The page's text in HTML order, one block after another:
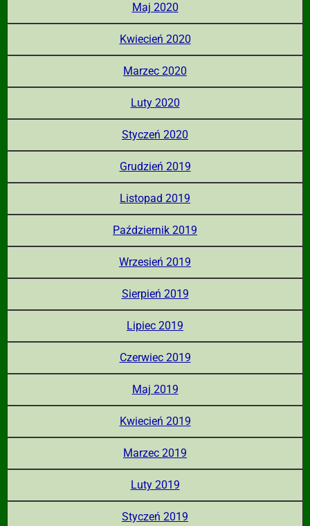
Maj 2020
Kwiecień 2020
Marzec 2020
Luty 2020
Styczeń 2020
Grudzień 2019
Listopad 2019
Październik 2019
Wrzesień 2019
Sierpień 2019
Lipiec 2019
Czerwiec 2019
Maj 2019
Kwiecień 2019
Marzec 2019
Luty 2019
Styczeń 2019